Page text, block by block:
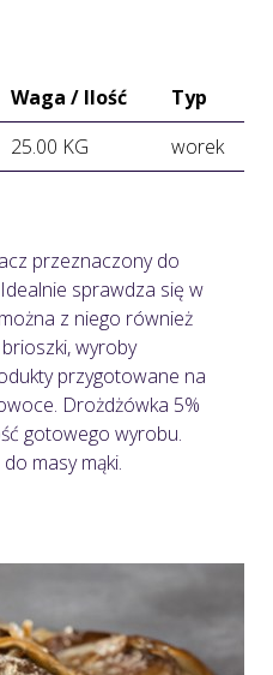
Waga / Ilość
Typ
25.00 KG worek
przeznaczony do
sprawdza się w
z niego również
wyroby
przygotowane na
Drożdżówka 5%
gotowego wyrobu.
masy mąki.